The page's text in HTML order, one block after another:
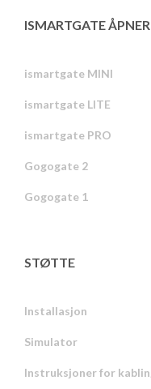
ISMARTGATE
ismartgate MINI
ismartgate LITE
ismartgate PRO
Gogogate 2
Gogogate 1
STØTTE
Installasjon
Simulator
Instruksjoner for